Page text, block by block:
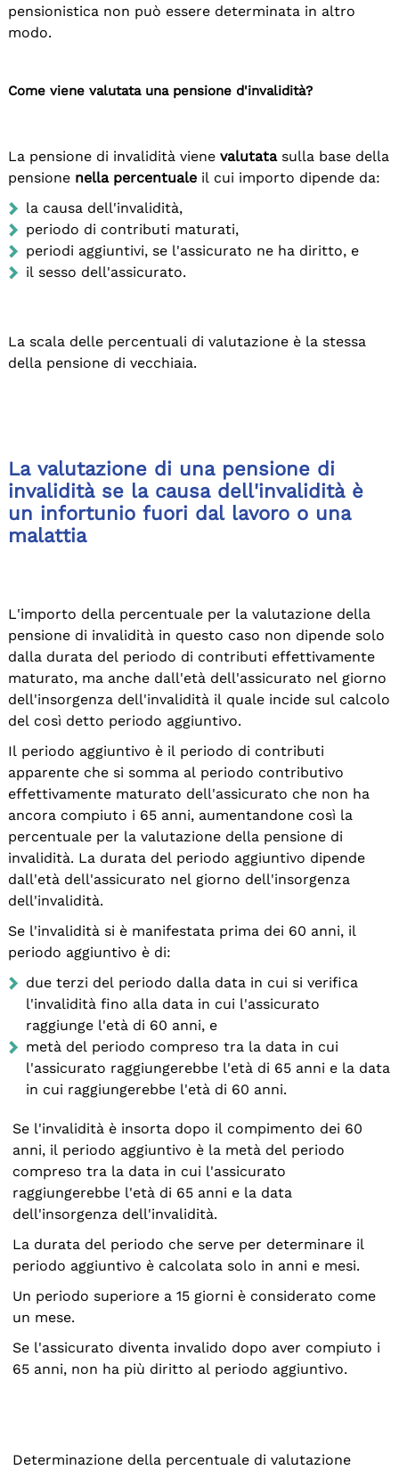
pensionistica non può essere determinata in altro
modo.
Come viene valutata una pensione d'invalidità?
La pensione di invalidità viene valutatasulla base della
pensione nellapercentuale il cui importo dipende da:
la causa dell'invalidità,
periodo di contributi maturati,
periodi aggiuntivi, se l'assicurato ne ha diritto, e
il sesso dell'assicurato.
La scala delle percentuali di valutazione è la stessa
della pensione di vecchiaia.
La valutazione di una pensione di
invalidità se la causa dell'invalidità è
un infortunio fuori dal lavoro o una
malattia
L'importo della percentuale per la valutazione della
pensione di invalidità in questo caso non dipende solo
dalla durata del periodo di contributi effettivamente
maturato, ma anche dall'età dell'assicurato nel giorno
dell'insorgenza dell'invalidità il quale incide sul calcolo
del così detto periodo aggiuntivo.
Il periodo aggiuntivo è il periodo di contributi
apparente che si somma al periodo contributivo
effettivamente maturato dell'assicurato che non ha
ancora compiuto i 65 anni, aumentandone così la
percentuale per la valutazione della pensione di
invalidità. La durata del periodo aggiuntivo dipende
dall'età dell'assicurato nel giorno dell'insorgenza
dell'invalidità.
Se l'invalidità si è manifestata prima dei 60 anni, il
periodo aggiuntivo è di:
due terzi del periodo dalla data in cui si verifica
l'invalidità fino alla data in cui l'assicurato
raggiunge l'età di 60 anni, e
metà del periodo compreso tra la data in cui
l'assicurato raggiungerebbe l'età di 65 anni e la data
in cui raggiungerebbe l'età di 60 anni.
Se l'invalidità è insorta dopo il compimento dei 60
anni, il periodo aggiuntivo è la metà del periodo
compreso tra la data in cui l'assicurato
raggiungerebbe l'età di 65 anni e la data
dell'insorgenza dell'invalidità.
La durata del periodo che serve per determinare il
periodo aggiuntivo è calcolata solo in anni e mesi.
Un periodo superiore a 15 giorni è considerato come
un mese.
Se l'assicurato diventa invalido dopo aver compiuto i
65 anni, non ha più diritto al periodo aggiuntivo.
Determinazione della percentuale di valutazione